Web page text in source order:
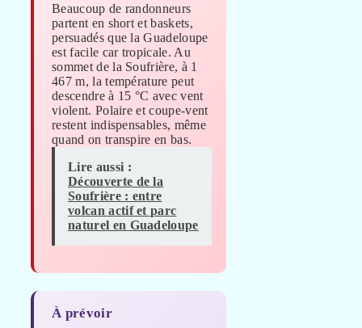
Beaucoup de randonneurs
partent en short et baskets,
persuadés que la Guadeloupe
est facile car tropicale. Au
sommet de la Soufrière, à 1
467 m, la température peut
descendre à 15 °C avec vent
violent. Polaire et coupe-vent
restent indispensables, même
quand on transpire en bas.
Lire aussi :
Découverte de la
Soufrière : entre
volcan actif et parc
naturel en Guadeloupe
À prévoir